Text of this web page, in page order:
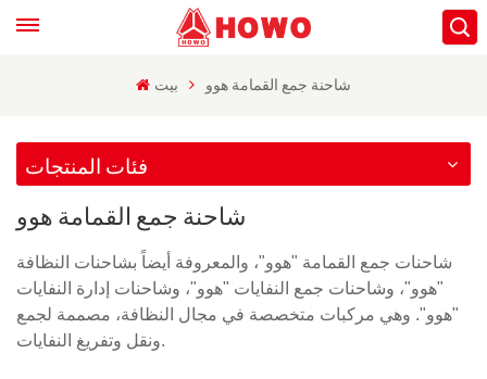
بيت شاحنة جمع القمامة هوو
فئات المنتجات
شاحنة جمع القمامة هوو
شاحنات جمع القمامة "هوو"، والمعروفة أيضاً بشاحنات النظافة
"هوو"، وشاحنات جمع النفايات "هوو"، وشاحنات إدارة النفايات
"هوو". وهي مركبات متخصصة في مجال النظافة، مصممة لجمع
ونقل وتفريغ النفايات.